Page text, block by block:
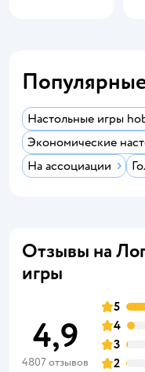
Настольные игры
Экономические
На ассоциации
Отзывы на
игры
4,9
4807 отзывов
5
4
3
2